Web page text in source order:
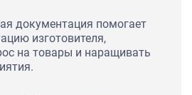
документация помогает
изготовителя,
на товары и наращивать